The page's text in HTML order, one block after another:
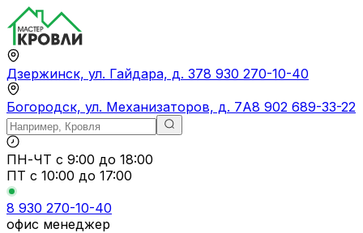
Дзержинск, ул. Гайдара, д. 378 930 270-10-40
Богородск, ул. Механизаторов, д. 7А8 902 689-33-22
ПН-ЧТ с 9:00 до 18:00
ПТ с 10:00 до 17:00
8 930 270-10-40
офис менеджер